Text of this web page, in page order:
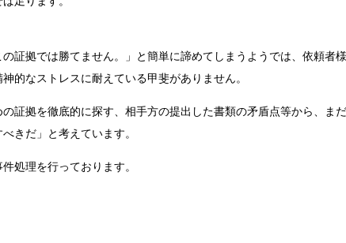
証拠では勝てません。」と簡単に諦めてしまうようでは、依頼者
的なストレスに耐えている甲斐がありません。
拠を徹底的に探す、相手方の提出した書類の矛盾点等から、ま
きだ」と考えています。
処理を行っております。